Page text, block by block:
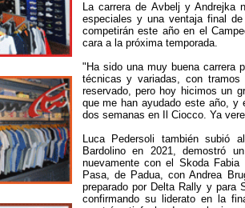
La carrera de Avbelj y Andrejka
especiales y una ventaja final
competirán este año en el
cara a la próxima temporada.
"Ha sido una muy buena carrera
técnicas y variadas, con
reservado, pero hoy hicimos un
que me han ayudado este año, y
dos semanas en Il Ciocco. Ya
Luca Pedersoli también subió
Bardolino en 2021, demostró
nuevamente con el Skoda
Pasa, de Padua, con Andrea
preparado por Delta Rally y para
confirmando su liderato en la